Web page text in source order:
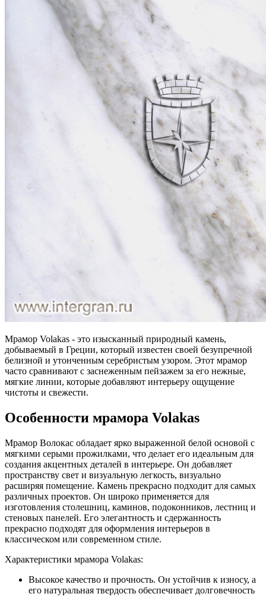
Мрамор Volakas - это изысканный природный камень,
добываемый в Греции, который известен своей безупречной
белизной и утонченным серебристым узором. Этот мрамор
часто сравнивают с заснеженным пейзажем за его нежные,
мягкие линии, которые добавляют интерьеру ощущение
чистоты и свежести.
Особенности мрамора Volakas
Мрамор Волокас обладает ярко выраженной белой основой с
мягкими серыми прожилками, что делает его идеальным для
создания акцентных деталей в интерьере. Он добавляет
пространству свет и визуальную легкость, визуально
расширяя помещение. Камень прекрасно подходит для самых
различных проектов. Он широко применяется для
изготовления столешниц, каминов, подоконников, лестниц и
стеновых панелей. Его элегантность и сдержанность
прекрасно подходят для оформления интерьеров в
классическом или современном стиле.
Характеристики мрамора Volakas:
Высокое качество и прочность. Он устойчив к износу, а
его натуральная твердость обеспечивает долговечность